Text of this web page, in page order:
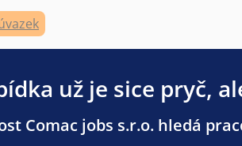
už je sice pryč,
Comac jobs s.r.o. hledá